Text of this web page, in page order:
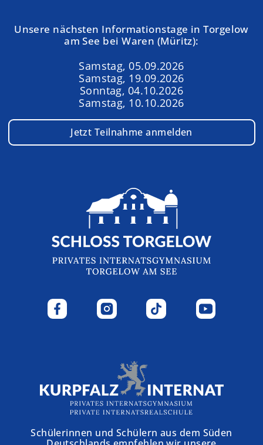
Unsere nächsten Informationstage in Torgelow
am See bei Waren (Müritz):
Samstag, 05.09.2026
Samstag, 19.09.2026
Sonntag, 04.10.2026
Samstag, 10.10.2026
Jetzt Teilnahme anmelden
Schülerinnen und Schülern aus dem Süden